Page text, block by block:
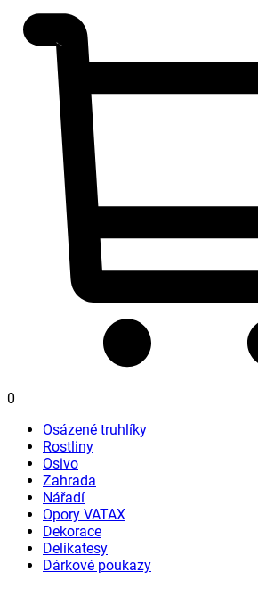
0
Osázené truhlíky
Rostliny
Osivo
Zahrada
Nářadí
Opory VATAX
Dekorace
Delikatesy
Dárkové poukazy